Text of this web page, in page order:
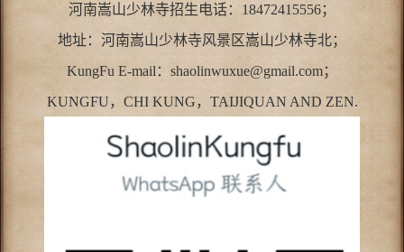
河南嵩山少林寺招生电话：18472415556；
地址：河南嵩山少林寺风景区嵩山少林寺北；
KungFu E-mail：shaolinwuxue@gmail.com；
KUNGFU，CHI KUNG，TAIJIQUAN AND ZEN.